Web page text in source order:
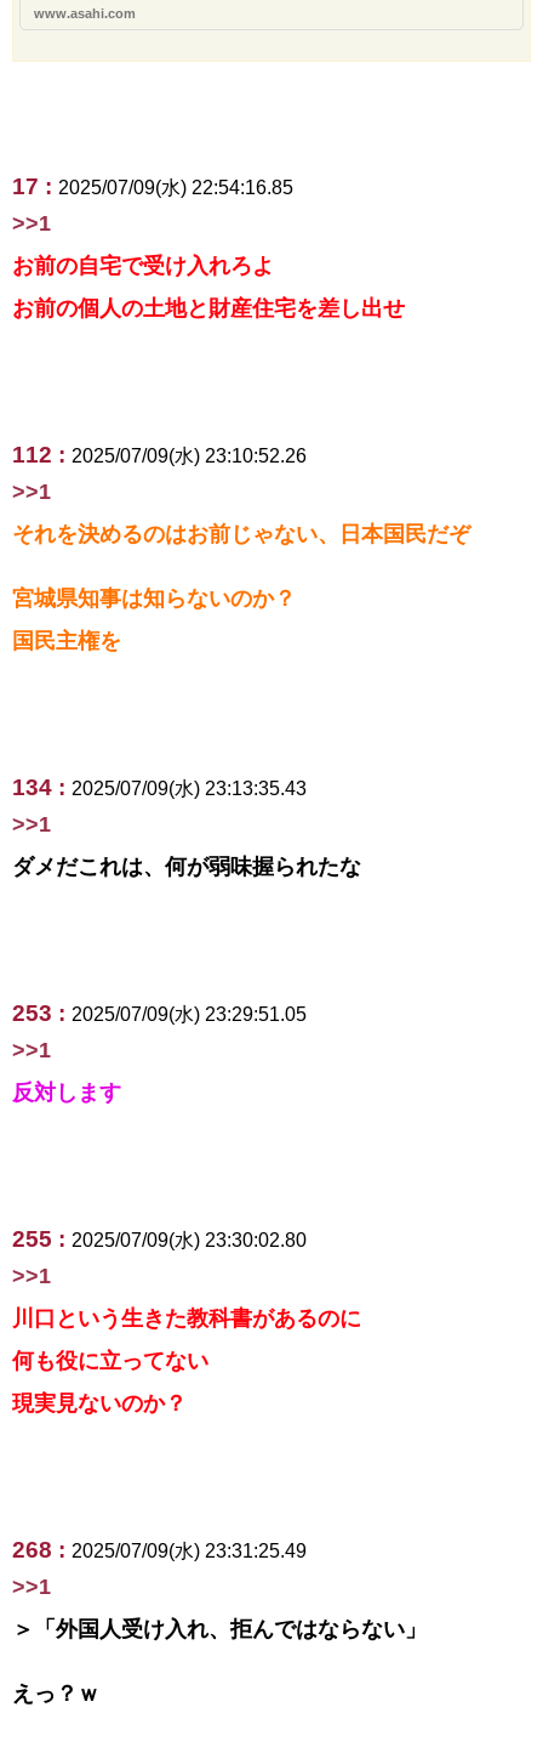
www.asahi.com
17 : 2025/07/09(水) 22:54:16.85
>>1
お前の自宅で受け入れろよ
お前の個人の土地と財産住宅を差し出せ
112 : 2025/07/09(水) 23:10:52.26
>>1
それを決めるのはお前じゃない、日本国民だぞ
宮城県知事は知らないのか？
国民主権を
134 : 2025/07/09(水) 23:13:35.43
>>1
ダメだこれは、何が弱味握られたな
253 : 2025/07/09(水) 23:29:51.05
>>1
反対します
255 : 2025/07/09(水) 23:30:02.80
>>1
川口という生きた教科書があるのに
何も役に立ってない
現実見ないのか？
268 : 2025/07/09(水) 23:31:25.49
>>1
＞「外国人受け入れ、拒んではならない」
えっ？ｗ